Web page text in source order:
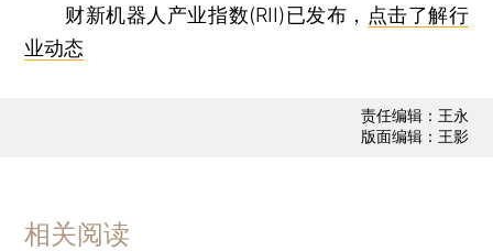
财新机器人产业指数(RII)已发布， 点击了解行
业动态
责任编辑：王永
版面编辑：王影
相关阅读